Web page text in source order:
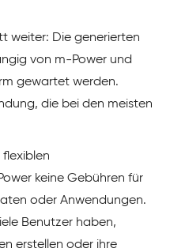
weiter: Die generierten
von m-Power und
gewartet werden.
die bei den meisten
flexiblen
keine Gebühren für
oder Anwendungen.
Benutzer haben,
erstellen oder ihre